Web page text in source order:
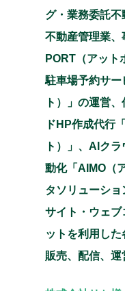
グ・業務委託
不動産管理業
PORT（アット
駐車場予約サ
ト）」の運営
ドHP作成代行
ト）」、AIク
動化「AIMO（
タソリューシ
サイト・ウェ
ットを利用した
販売、配信、運